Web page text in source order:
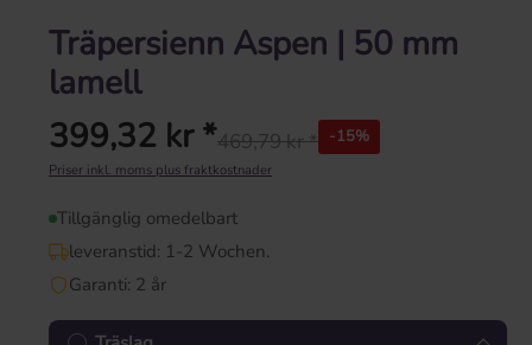
Träpersienn Aspen | 50 mm
lamell
Ordinarie pris:
399,32 kr *469,79 kr * -15%
Priser inkl. moms plus fraktkostnader
Tillgänglig omedelbart
leveranstid: 1-2 Wochen.
Garanti: 2 år